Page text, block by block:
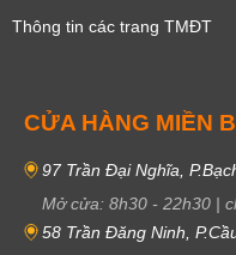
Thông tin các trang TMĐT
CỬA HÀNG MIỀN
97 Trần Đại Nghĩa,
Mở cửa: 8h30 - 22h30 |
58 Trần Đăng Ninh,